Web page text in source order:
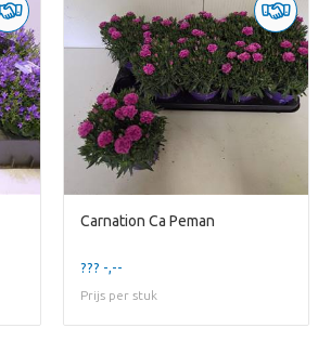
Carnation Ca Peman
??? -,--
Prijs per stuk